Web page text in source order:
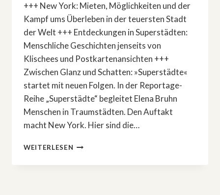
+++ New York: Mieten, Möglichkeiten und der
Kampf ums Überleben in der teuersten Stadt
der Welt +++ Entdeckungen in Superstädten:
Menschliche Geschichten jenseits von
Klischees und Postkartenansichten +++
Zwischen Glanz und Schatten: »Superstädte«
startet mit neuen Folgen. In der Reportage-
Reihe „Superstädte“ begleitet Elena Bruhn
Menschen in Traumstädten. Den Auftakt
macht New York. Hier sind die…
WEITERLESEN ZWISCHEN
UND